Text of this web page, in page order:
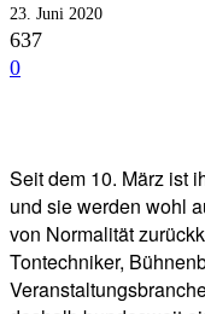
23. Juni 2020
637
0
Seit dem 10. März ist
und sie werden wohl
von Normalität
Tontechniker,